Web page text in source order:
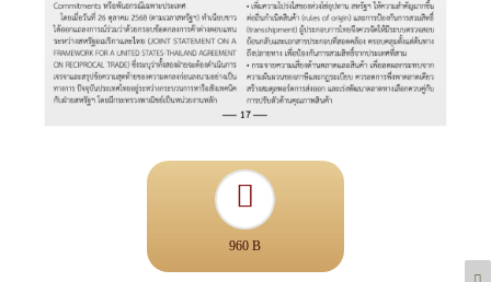
960 B